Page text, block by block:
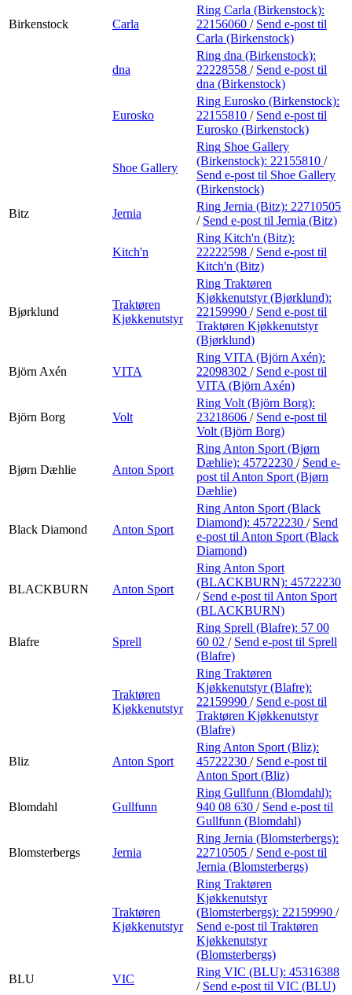
Birkenstock Carla
Ring Carla (Birkenstock):
22156060 / Send e-post til
Carla (Birkenstock)
dna
Ring dna (Birkenstock):
22228558 / Send e-post til
dna (Birkenstock)
Eurosko
Ring Eurosko (Birkenstock):
22155810 / Send e-post til
Eurosko (Birkenstock)
Shoe Gallery
Ring Shoe Gallery
(Birkenstock): 22155810 /
Send e-post til Shoe Gallery
(Birkenstock)
Bitz
Jernia
Ring Jernia (Bitz): 22710505
/ Send e-post til Jernia (Bitz)
Kitch'n
Ring Kitch'n (Bitz):
22222598 / Send e-post til
Kitch'n (Bitz)
Bjørklund
Traktøren
Kjøkkenutstyr
Ring Traktøren
Kjøkkenutstyr (Bjørklund):
22159990 / Send e-post til
Traktøren Kjøkkenutstyr
(Bjørklund)
Björn Axén VITA
Ring VITA (Björn Axén):
22098302 / Send e-post til
VITA (Björn Axén)
Björn Borg Volt
Ring Volt (Björn Borg):
23218606 / Send e-post til
Volt (Björn Borg)
Bjørn Dæhlie Anton Sport
Ring Anton Sport (Bjørn
Dæhlie): 45722230 / Send e-
post til Anton Sport (Bjørn
Dæhlie)
Black Diamond Anton Sport
Ring Anton Sport (Black
Diamond): 45722230 / Send
e-post til Anton Sport (Black
Diamond)
BLACKBURN Anton Sport
Ring Anton Sport
(BLACKBURN): 45722230
/ Send e-post til Anton Sport
(BLACKBURN)
Blafre Sprell
Ring Sprell (Blafre): 57 00
60 02 / Send e-post til Sprell
(Blafre)
Traktøren
Kjøkkenutstyr
Ring Traktøren
Kjøkkenutstyr (Blafre):
22159990 / Send e-post til
Traktøren Kjøkkenutstyr
(Blafre)
Bliz Anton Sport
Ring Anton Sport (Bliz):
45722230 / Send e-post til
Anton Sport (Bliz)
Blomdahl Gullfunn
Ring Gullfunn (Blomdahl):
940 08 630 / Send e-post til
Gullfunn (Blomdahl)
Blomsterbergs Jernia
Ring Jernia (Blomsterbergs):
22710505 / Send e-post til
Jernia (Blomsterbergs)
Traktøren
Kjøkkenutstyr
Ring Traktøren
Kjøkkenutstyr
(Blomsterbergs): 22159990 /
Send e-post til Traktøren
Kjøkkenutstyr
(Blomsterbergs)
BLU
VIC
Ring VIC (BLU): 45316388
/ Send e-post til VIC (BLU)